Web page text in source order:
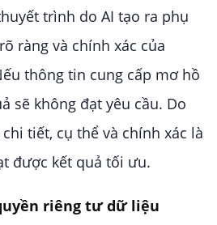
trình do AI tạo ra phụ
ràng và chính xác của
thông tin cung cấp mơ hồ
sẽ không đạt yêu cầu. Do
tiết, cụ thể và chính xác là
được kết quả tối ưu.
riêng tư dữ liệu